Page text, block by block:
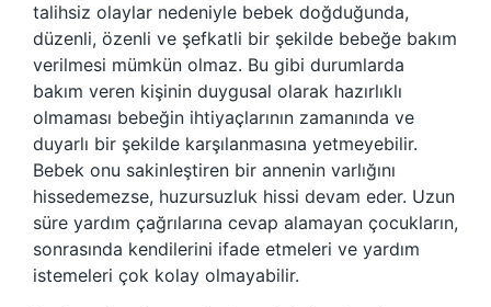
talihsiz olaylar nedeniyle bebek doğduğunda,
düzenli, özenli ve şefkatli bir şekilde bebeğe bakım
verilmesi mümkün olmaz. Bu gibi durumlarda
bakım veren kişinin duygusal olarak hazırlıklı
olmaması bebeğin ihtiyaçlarının zamanında ve
duyarlı bir şekilde karşılanmasına yetmeyebilir.
Bebek onu sakinleştiren bir annenin varlığını
hissedemezse, huzursuzluk hissi devam eder. Uzun
süre yardım çağrılarına cevap alamayan çocukların,
sonrasında kendilerini ifade etmeleri ve yardım
istemeleri çok kolay olmayabilir.